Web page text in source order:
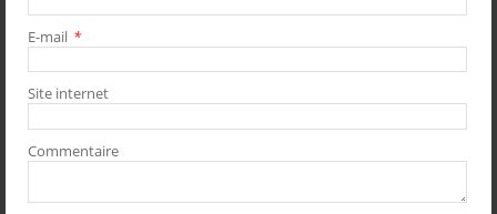
E-mail *
Site internet
Commentaire